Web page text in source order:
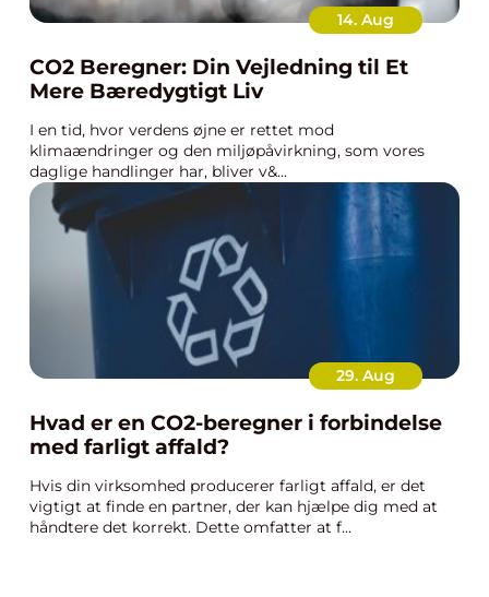
14. Aug
CO2 Beregner: Din Vejledning til Et
Mere Bæredygtigt Liv
I en tid, hvor verdens øjne er rettet mod
klimaændringer og den miljøpåvirkning, som vores
daglige handlinger har, bliver v&...
29. Aug
Hvad er en CO2-beregner i forbindelse
med farligt affald?
Hvis din virksomhed producerer farligt affald, er det
vigtigt at finde en partner, der kan hjælpe dig med at
håndtere det korrekt. Dette omfatter at f...